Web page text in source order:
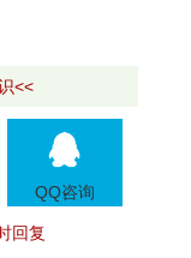
<<
QQ咨询
回复